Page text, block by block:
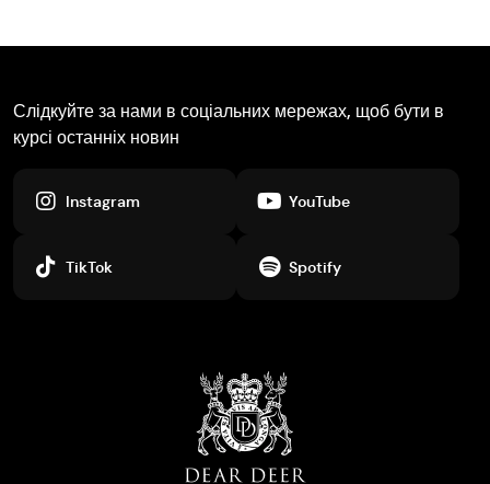
Слідкуйте за нами в соціальних мережах, щоб бути в
курсі останніх новин
Instagram YouTube
TikTok Spotify